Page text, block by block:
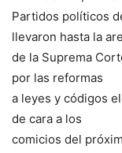
Partidos políticos
llevaron hasta la
de la Suprema
por las reformas
a leyes y códigos
de cara a los
comicios del